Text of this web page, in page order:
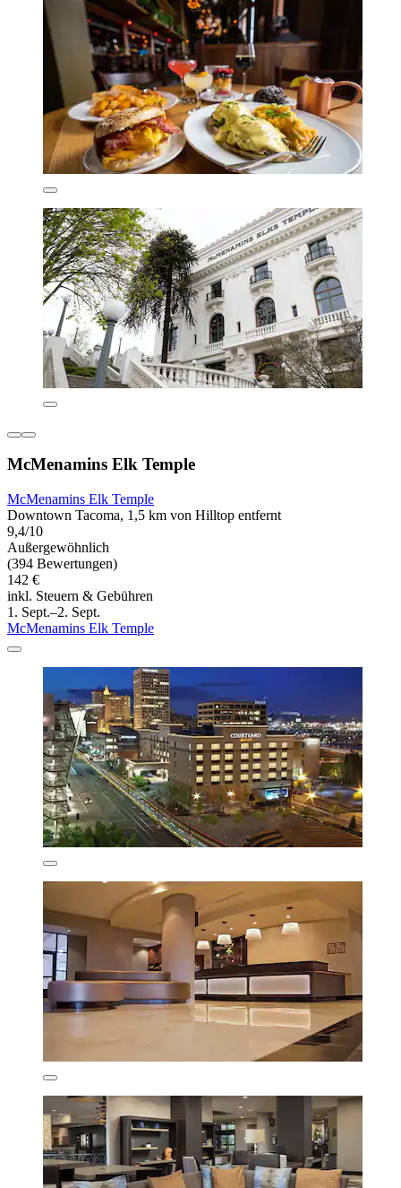
McMenamins Elk Temple
McMenamins Elk Temple
Downtown Tacoma, 1,5 km von Hilltop entfernt
9,4/10
Außergewöhnlich
(394 Bewertungen)
142 €
inkl. Steuern & Gebühren
1. Sept.–2. Sept.
McMenamins Elk Temple